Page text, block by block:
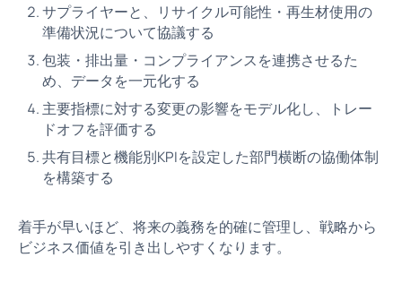
サプライヤーと、リサイクル可能性・再生材使用の
準備状況について協議する
包装・排出量・コンプライアンスを連携させるた
め、データを一元化する
主要指標に対する変更の影響をモデル化し、トレー
ドオフを評価する
共有目標と機能別KPIを設定した部門横断の協働体制
を構築する
着手が早いほど、将来の義務を的確に管理し、戦略から
ビジネス価値を引き出しやすくなります。